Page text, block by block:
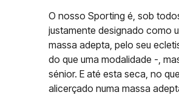
O nosso Sporting é, sob
justamente designado como
massa adepta, pelo seu
do que uma modalidade -,
sénior. E até esta seca, no
alicerçado numa massa